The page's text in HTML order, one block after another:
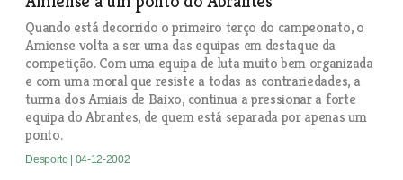
Quando está decorrido o primeiro terço do campeonato, o
Amiense volta a ser uma das equipas em destaque da
competição. Com uma equipa de luta muito bem organizada
e com uma moral que resiste a todas as contrariedades, a
turma dos Amiais de Baixo, continua a pressionar a forte
equipa do Abrantes, de quem está separada por apenas um
ponto.
Desporto | 04-12-2002